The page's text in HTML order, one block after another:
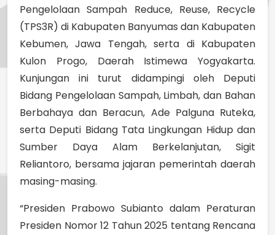
Pengelolaan Sampah Reduce, Reuse, Recycle
(TPS3R) di Kabupaten Banyumas dan Kabupaten
Kebumen, Jawa Tengah, serta di Kabupaten
Kulon Progo, Daerah Istimewa Yogyakarta.
Kunjungan ini turut didampingi oleh Deputi
Bidang Pengelolaan Sampah, Limbah, dan Bahan
Berbahaya dan Beracun, Ade Palguna Ruteka,
serta Deputi Bidang Tata Lingkungan Hidup dan
Sumber Daya Alam Berkelanjutan, Sigit
Reliantoro, bersama jajaran pemerintah daerah
masing-masing.
“Presiden Prabowo Subianto dalam Peraturan
Presiden Nomor 12 Tahun 2025 tentang Rencana